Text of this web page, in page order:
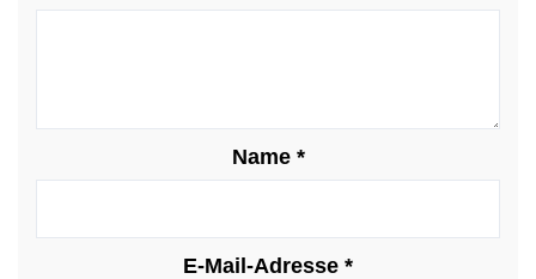
Name *
E-Mail-Adresse *